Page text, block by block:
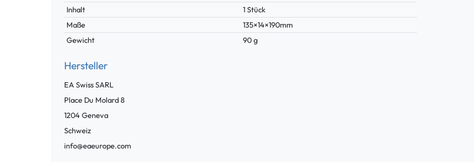
Inhalt
1 Stück
Maße
135×14×190mm
Gewicht
90 g
Hersteller
EA Swiss SARL
Place Du Molard8
1204Geneva
Schweiz
info@eaeurope.com